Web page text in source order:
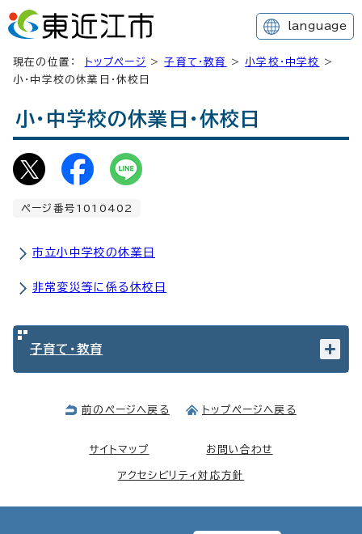
language
現在の位置： トップページ >子育て・教育 >小学校・中学校
>
小・中学校の休業日・休校日
小・中学校の休業日・休校日
ページ番号1010402
市立小中学校の休業日
非常変災等に係る休校日
子育て・教育
前のページへ戻る トップページへ戻る
サイトマップ お問い合わせ
アクセシビリティ対応方針